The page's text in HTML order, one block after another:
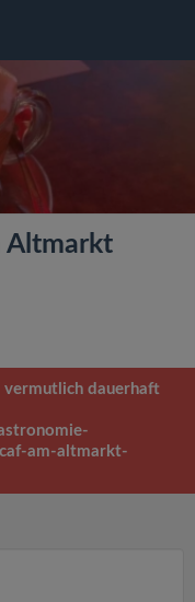
Altmarkt
dauerhaft
am-altmarkt-